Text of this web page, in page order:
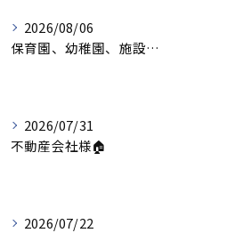
2026/08/06
保育園、幼稚園、施設様！！内装リフォームでお悩み事はございませんか？
2026/07/31
不動産会社様🏠
2026/07/22